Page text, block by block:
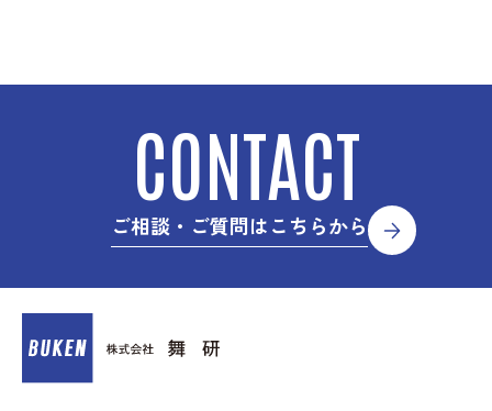
CONTACT
ご相談・ご質問はこちらから